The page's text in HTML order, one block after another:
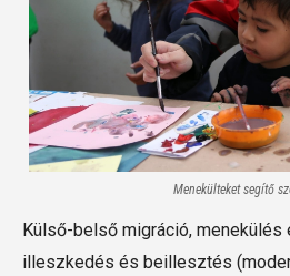
Menekülteket segítő
Külső-belső migráció, menekülés
illeszkedés és beillesztés